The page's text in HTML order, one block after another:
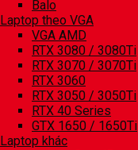
Balo
Laptop theo VGA
VGA AMD
RTX 3080 / 3080Ti
RTX 3070 / 3070Ti
RTX 3060
RTX 3050 / 3050Ti
RTX 40 Series
GTX 1650 / 1650Ti
Laptop khác